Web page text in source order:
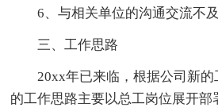
6、与相关单位的沟通交流不及
三、工作思路
20xx年已来临，根据公司新
的工作思路主要以总工岗位展开部